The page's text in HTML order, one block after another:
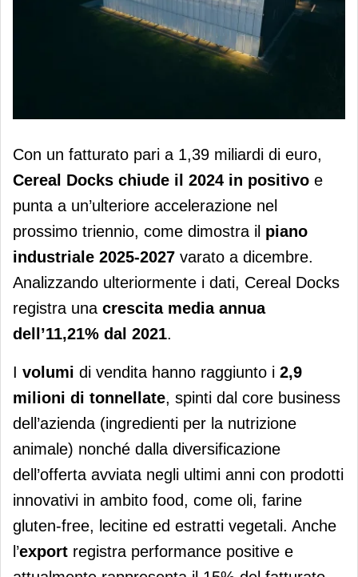
Cereal Docks chiude il 2024 in
Con un fatturato pari a 1,39 miliardi di euro,
Cereal Docks chiude il 2024 in positivo e
punta a un’ulteriore accelerazione nel
prossimo triennio, come dimostra il piano
industriale 2025-2027 varato a dicembre.
Analizzando ulteriormente i dati, Cereal Docks
registra una crescita media annua
dell’11,21% dal 2021.
I volumi di vendita hanno raggiunto i 2,9
milioni di tonnellate, spinti dal core business
dell’azienda (ingredienti per la nutrizione
animale) nonché dalla diversificazione
dell’offerta avviata negli ultimi anni con prodotti
innovativi in ambito food, come oli, farine
gluten-free, lecitine ed estratti vegetali. Anche
l’export registra performance positive e